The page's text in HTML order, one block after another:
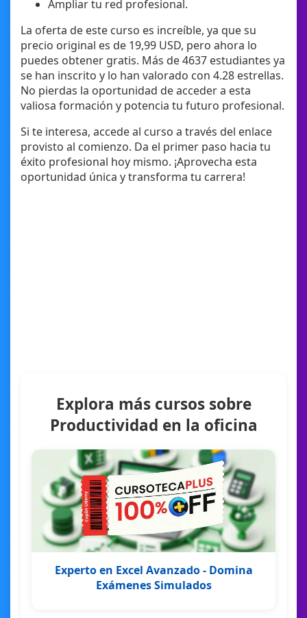
Ampliar tu red profesional.
La oferta de este curso es increíble, ya que su
precio original es de 19,99 USD, pero ahora lo
puedes obtener gratis. Más de 4637 estudiantes ya
se han inscrito y lo han valorado con 4.28 estrellas.
No pierdas la oportunidad de acceder a esta
valiosa formación y potencia tu futuro profesional.
Si te interesa, accede al curso a través del enlace
provisto al comienzo. Da el primer paso hacia tu
éxito profesional hoy mismo. ¡Aprovecha esta
oportunidad única y transforma tu carrera!
Explora más cursos sobre
Productividad en la oficina
Experto en Excel Avanzado - Domina
Exámenes Simulados